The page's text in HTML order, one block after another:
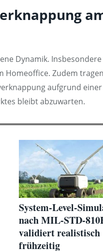
Dynamik.
Homeoffice. Zudem
aufgrund einer
bleibt abzuwarten.
System-Level-
nach MIL-STD-
validiert realistisch
frühzeitig